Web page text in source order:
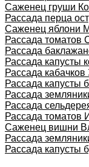
Саженец груши
Рассада перца
Саженец яблони
Рассада томатов
Рассада
Рассада капусты
Рассада кабачков
Рассада капусты
Рассада
Рассада
Рассада томатов
Саженец вишни
Рассада
Рассада капусты